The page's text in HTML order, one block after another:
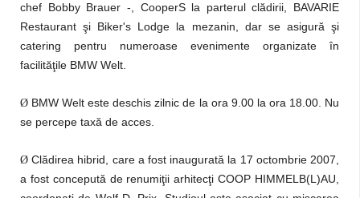
chef Bobby Brauer -, CooperS la parterul clădirii, BAVARIE
Restaurant şi Biker's Lodge la mezanin, dar se asigură şi
catering pentru numeroase evenimente organizate în
facilităţile BMW Welt.
Ø BMW Welt este deschis zilnic de la ora 9.00 la ora 18.00. Nu
se percepe taxă de acces.
Ø Clădirea hibrid, care a fost inaugurată la 17 octombrie 2007,
a fost concepută de renumiţii arhitecţi COOP HIMMELB(L)AU,